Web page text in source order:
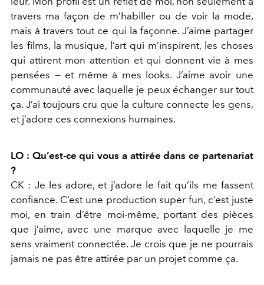
travers ma façon de m’habiller ou de voir la mode,
mais à travers tout ce qui la façonne. J’aime partager
les films, la musique, l’art qui m’inspirent, les choses
qui attirent mon attention et qui donnent vie à mes
pensées — et même à mes looks. J’aime avoir une
communauté avec laquelle je peux échanger sur tout
ça. J’ai toujours cru que la culture connecte les gens,
et j’adore ces connexions humaines.
LO : Qu’est-ce qui vous a attirée dans ce partenariat
?
CK : Je les adore, et j’adore le fait qu’ils me fassent
confiance. C’est une production super fun, c’est juste
moi, en train d’être moi-même, portant des pièces
que j’aime, avec une marque avec laquelle je me
sens vraiment connectée. Je crois que je ne pourrais
jamais ne pas être attirée par un projet comme ça.